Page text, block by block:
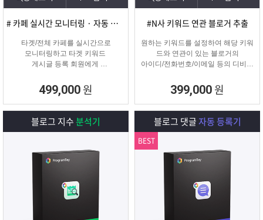
# 카페 실시간 모니터링 · 자동 쪽지/메일발송
타겟/전체 카페를 실시간으로
모니터링하고 타겟 키워드
게시글 등록 회원에게
프로그램
499,000 원
#N사 키워드 연관 블로거 추출
원하는 키워드를 설정하여 해당 키워
드와 연관이 있는 블로거의
아이디/전화번호/이메일 등의 디비를
실질적으로 효과적인 디비를 추출 할
수 있는 프로그램
399,000 원
블로그 지수분석기 블로그 댓글자동 등록기
BEST